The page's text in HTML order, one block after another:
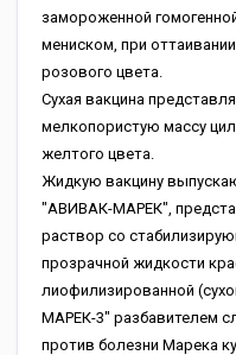
замороженной
мениском, при
розового цвета.
Сухая вакцина
мелкопористую массу
желтого цвета.
Жидкую вакцину
"АВИВАК-МАРЕК",
раствор со
прозрачной жидкости
лиофилизированной
МАРЕК-3" разбавителем
против болезни Марека